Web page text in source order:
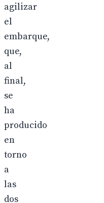
agilizar
el
embarque,
que,
al
final,
se
ha
producido
en
torno
a
las
dos